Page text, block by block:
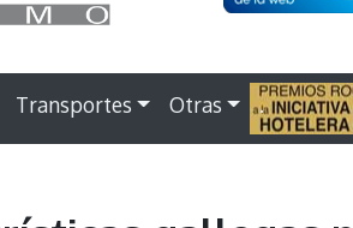
Transportes Otras .